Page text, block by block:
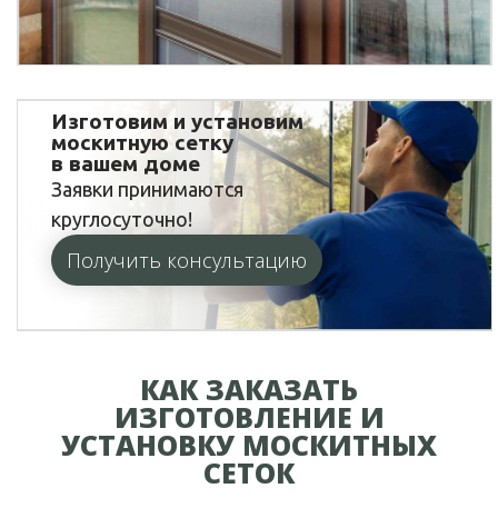
Изготовим и установим
москитную сетку
в вашем доме
Заявки принимаются
круглосуточно!
Получить консультацию
КАК ЗАКАЗАТЬ
ИЗГОТОВЛЕНИЕ И
УСТАНОВКУ МОСКИТНЫХ
СЕТОК